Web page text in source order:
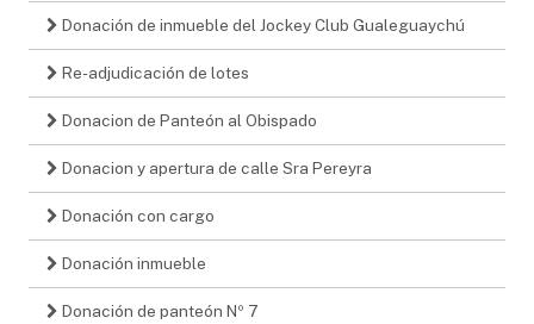
Donación de inmueble del Jockey Club Gualeguaychú
Re-adjudicación de lotes
Donacion de Panteón al Obispado
Donacion y apertura de calle Sra Pereyra
Donación con cargo
Donación inmueble
Donación de panteón Nº 7